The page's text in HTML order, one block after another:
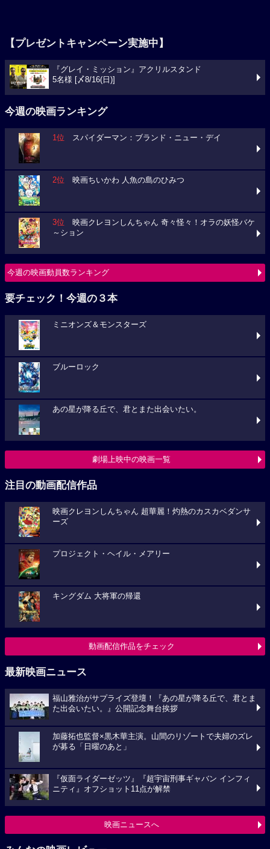
【プレゼントキャンペーン実施中】
『グレイ・ミッション』アクリルスタンド
5名様 [〆8/16(日)]
今週の映画ランキング
1位 スパイダーマン：ブランド・ニュー・デイ
2位 映画ちいかわ 人魚の島のひみつ
3位 映画クレヨンしんちゃん 奇々怪々！オラの妖怪バケ
～ション
今週の映画動員数ランキング
要チェック！今週の３本
ミニオンズ＆モンスターズ
ブルーロック
あの星が降る丘で、君とまた出会いたい。
劇場上映中の映画一覧
注目の動画配信作品
映画クレヨンしんちゃん 超華麗！灼熱のカスカベダンサ
ーズ
プロジェクト・ヘイル・メアリー
キングダム 大将軍の帰還
動画配信作品をチェック
最新映画ニュース
福山雅治がサプライズ登壇！『あの星が降る丘で、君とま
た出会いたい。』公開記念舞台挨拶
加藤拓也監督×黒木華主演。山間のリゾートで夫婦のズレ
が募る「日曜のあと」
『仮面ライダーゼッツ』『超宇宙刑事ギャバン インフィ
ニティ』オフショット11点が解禁
映画ニュースへ